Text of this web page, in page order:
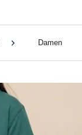
Damen